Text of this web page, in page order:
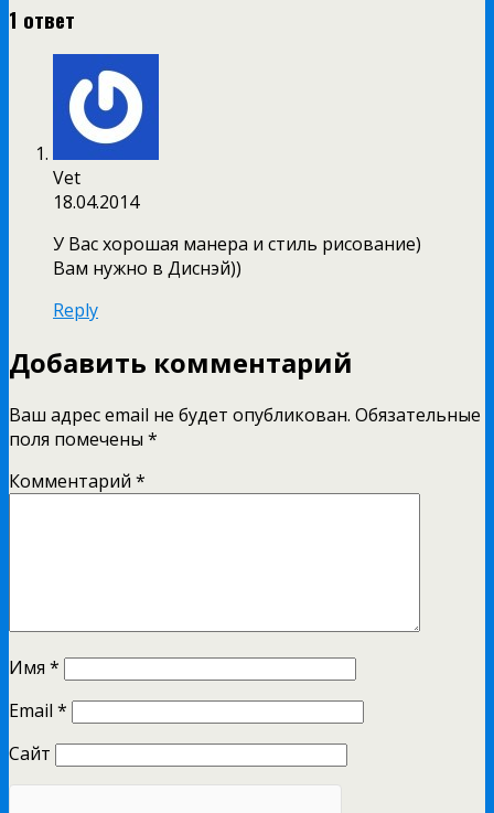
1 ответ
Vet
18.04.2014
У Вас хорошая манера и стиль рисование)
Вам нужно в Диснэй))
Reply
Добавить комментарий
Ваш адрес email не будет опубликован. Обязательные
поля помечены *
Комментарий *
Имя *
Email *
Сайт